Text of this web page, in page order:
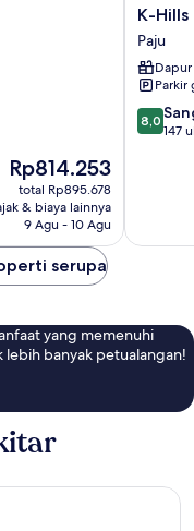
Harga
sekarang
Rp814.253
Rp814.253
total Rp895.678
& biaya lainnya
9 Agu - 10 Agu
K-
Hills
The
Terrace
Paju
K-
Paju
Parkir
8.0
dari
8,0
147
serupa
yang memenuhi
lebih banyak petualangan!